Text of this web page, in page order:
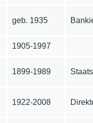
geb. 1935
1905-1997
1899-1989
1922-2008